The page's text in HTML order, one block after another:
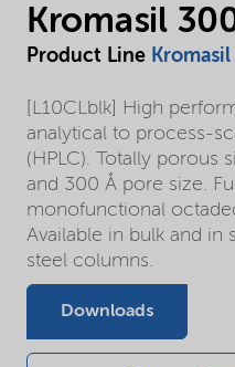
Kromasil
Product Line
[L10CLblk] High
analytical to process-
(HPLC). Totally porous
and 300 Å pore size.
monofunctional
Available in bulk and in
steel columns.
Downloads